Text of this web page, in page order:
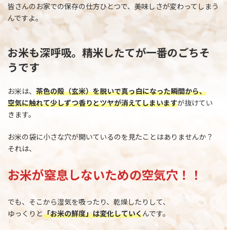
皆さんのお家での保存の仕方ひとつで、美味しさが変わってしまう
んですよ。
お米も深呼吸。精米したてが一番のごちそ
うです
お米は、 茶色の殻（玄米）を脱いで真っ白になった瞬間から、
空気に触れて少しずつ香りとツヤが消えてしまいますが抜けてい
きます。
お米の袋に小さな穴が開いているのを見たことはありませんか？
それは、
お米が窒息しないための空気穴！！
でも、そこから湿気を吸ったり、乾燥したりして、
ゆっくりと「お米の鮮度」は変化していくんです。